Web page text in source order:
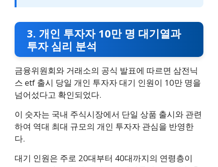
3. 개인 투자자 10만 명 대기열과
투자 심리 분석
금융위원회와 거래소의 공식 발표에 따르면 삼전닉
스 etf 출시 당일 개인 투자자 대기 인원이 10만 명을
넘어섰다고 확인되었다.
이 숫자는 국내 주식시장에서 단일 상품 출시와 관련
하여 역대 최대 규모의 개인 투자자 관심을 반영한
다.
대기 인원은 주로 20대부터 40대까지의 연령층이